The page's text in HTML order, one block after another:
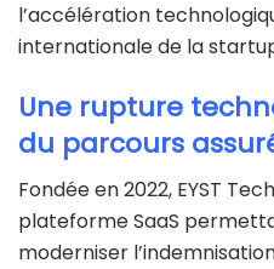
l’accélération
internationale de la
Une rupture
du parcours
Fondée en 2022, EYST
plateforme SaaS
moderniser